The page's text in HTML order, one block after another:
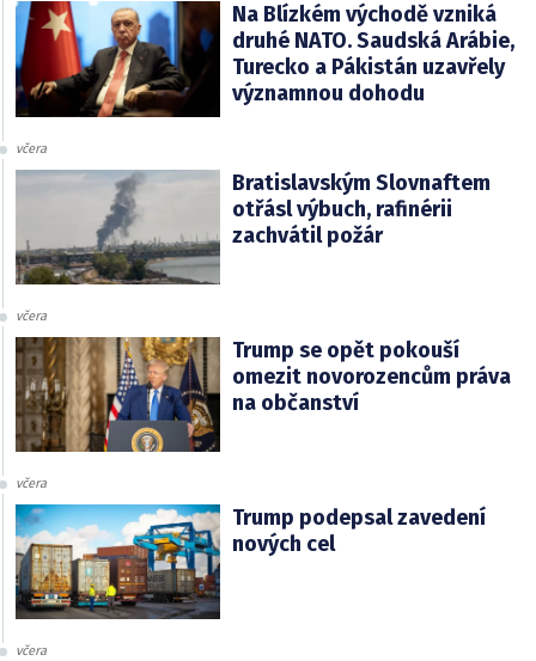
Na Blízkém východě vzniká
druhé NATO. Saudská Arábie,
Turecko a Pákistán uzavřely
významnou dohodu
včera
Bratislavským Slovnaftem
otřásl výbuch, rafinérii
zachvátil požár
včera
Trump se opět pokouší
omezit novorozencům práva
na občanství
včera
Trump podepsal zavedení
nových cel
včera